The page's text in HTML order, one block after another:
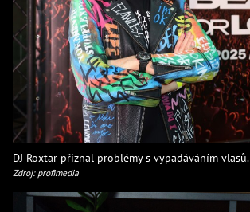
DJ Roxtar přiznal problémy s vypadáváním vlasů.
Zdroj: profimedia